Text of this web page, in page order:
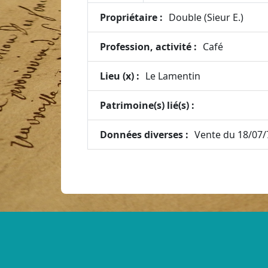
Propriétaire : Double (Sieur E.)
Profession, activité : Café
Lieu (x) : Le Lamentin
Patrimoine(s) lié(s) :
Données diverses : Vente du 18/